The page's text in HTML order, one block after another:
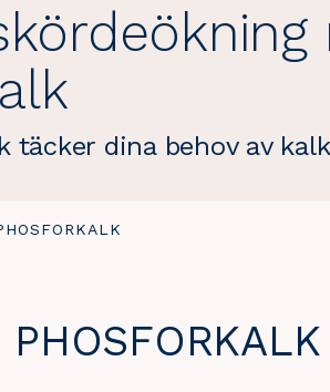
täcker dina behov av
PHOSFORKALK